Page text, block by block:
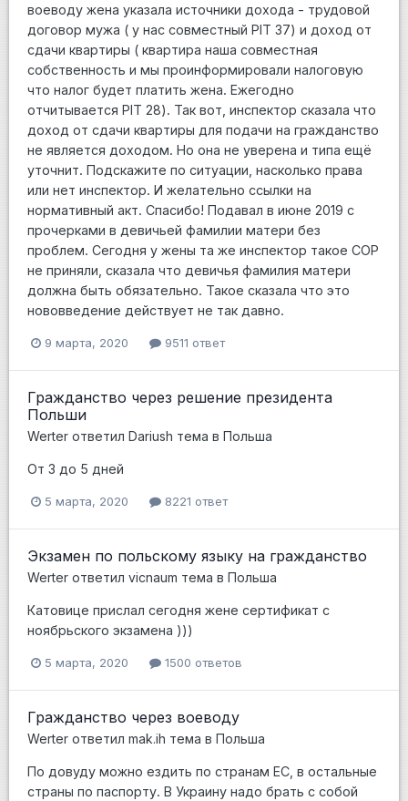
воеводу жена указала источники дохода - трудовой
договор мужа ( у нас совместный PIT 37) и доход от
сдачи квартиры ( квартира наша совместная
собственность и мы проинформировали налоговую
что налог будет платить жена. Ежегодно
отчитывается PIT 28). Так вот, инспектор сказала что
доход от сдачи квартиры для подачи на гражданство
не является доходом. Но она не уверена и типа ещё
уточнит. Подскажите по ситуации, насколько права
или нет инспектор. И желательно ссылки на
нормативный акт. Спасибо! Подавал в июне 2019 с
прочерками в девичьей фамилии матери без
проблем. Сегодня у жены та же инспектор такое СОР
не приняли, сказала что девичья фамилия матери
должна быть обязательно. Такое сказала что это
нововведение действует не так давно.
9 марта, 2020 9511 ответ
Гражданство через решение президента
Польши
Werter ответил Dariush тема в Польша
От 3 до 5 дней
5 марта, 2020 8221 ответ
Экзамен по польскому языку на гражданство
Werter ответил vicnaum тема в Польша
Катовице прислал сегодня жене сертификат с
ноябрьского экзамена )))
5 марта, 2020 1500 ответов
Гражданство через воеводу
Werter ответил mak.ih тема в Польша
По довуду можно ездить по странам ЕС, в остальные
страны по паспорту. В Украину надо брать с собой